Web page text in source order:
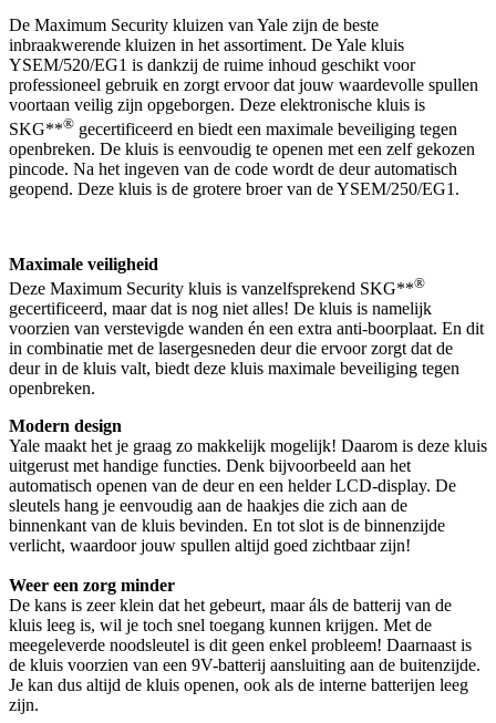
De Maximum Security kluizen van Yale zijn de beste
inbraakwerende kluizen in het assortiment. De Yale kluis
YSEM/520/EG1 is dankzij de ruime inhoud geschikt voor
professioneel gebruik en zorgt ervoor dat jouw waardevolle spullen
voortaan veilig zijn opgeborgen. Deze elektronische kluis is
SKG**® gecertificeerd en biedt een maximale beveiliging tegen
openbreken. De kluis is eenvoudig te openen met een zelf gekozen
pincode. Na het ingeven van de code wordt de deur automatisch
geopend. Deze kluis is de grotere broer van de YSEM/250/EG1.
Maximale veiligheid
Deze Maximum Security kluis is vanzelfsprekend SKG**®
gecertificeerd, maar dat is nog niet alles! De kluis is namelijk
voorzien van verstevigde wanden én een extra anti-boorplaat. En dit
in combinatie met de lasergesneden deur die ervoor zorgt dat de
deur in de kluis valt, biedt deze kluis maximale beveiliging tegen
openbreken.
Modern design
Yale maakt het je graag zo makkelijk mogelijk! Daarom is deze kluis
uitgerust met handige functies. Denk bijvoorbeeld aan het
automatisch openen van de deur en een helder LCD-display. De
sleutels hang je eenvoudig aan de haakjes die zich aan de
binnenkant van de kluis bevinden. En tot slot is de binnenzijde
verlicht, waardoor jouw spullen altijd goed zichtbaar zijn!
Weer een zorg minder
De kans is zeer klein dat het gebeurt, maar áls de batterij van de
kluis leeg is, wil je toch snel toegang kunnen krijgen. Met de
meegeleverde noodsleutel is dit geen enkel probleem! Daarnaast is
de kluis voorzien van een 9V-batterij aansluiting aan de buitenzijde.
Je kan dus altijd de kluis openen, ook als de interne batterijen leeg
zijn.